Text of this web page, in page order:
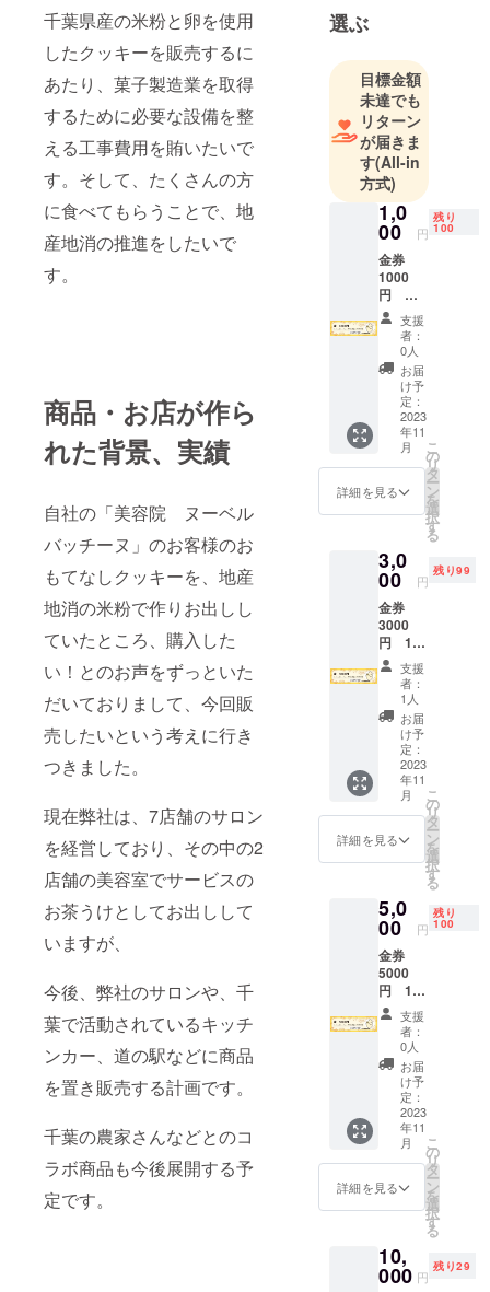
千葉県産の米粉と卵を使用
したクッキーを販売するに
あたり、菓子製造業を取得
するために必要な設備を整
える工事費用を賄いたいで
す。そして、たくさんの方
に食べてもらうことで、地
産地消の推進をしたいで
す。
商品・お店が作ら
れた背景、実績
自社の「美容院 ヌーベル
バッチーヌ」のお客様のお
もてなしクッキーを、地産
地消の米粉で作りお出しし
ていたところ、購入した
い！とのお声をずっといた
だいておりまして、今回販
売したいという考えに行き
つきました。
現在弊社は、7店舗のサロン
を経営しており、その中の2
店舗の美容室でサービスの
お茶うけとしてお出しして
いますが、
今後、弊社のサロンや、千
葉で活動されているキッチ
ンカー、道の駅などに商品
を置き販売する計画です。
千葉の農家さんなどとのコ
ラボ商品も今後展開する予
定です。
選ぶ
目標金額
未達でも
リターン
が届きま
す(All-in
方式)
1,0
00 円
残り
100
金券
1000
円 １
枚 11
月初旬
から随
時発送
予定
交換可
能期
日 12
月1日以
降
支援
者：
0人
お届
け予
定：
2023
年11
月
詳細を見る
こ
の
リ
タ
ー
ン
を
選
択
す
る
3,0
00 円
残り99
金券
3000
円 11
月初旬
から随
時発送
予定
交換可
能期
日 12
月1日以
支援
者：
1人
お届
け予
定：
2023
年11
月
詳細を見る
こ
の
リ
タ
ー
ン
を
選
択
す
る
5,0
00 円
残り
100
金券
5000
円 11
月初旬
発送 引
き換え
可能期
日 12
月初旬
より予
支援
者：
0人
お届
け予
定：
2023
年11
月
詳細を見る
こ
の
リ
タ
ー
ン
を
選
択
す
る
10,
000 円
残り29